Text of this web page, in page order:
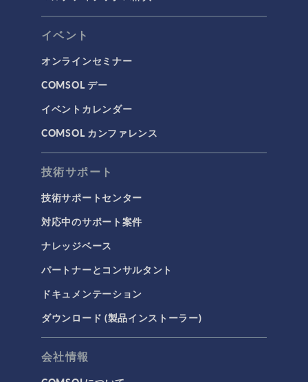
イベント
オンラインセミナー
COMSOL デー
イベントカレンダー
COMSOL カンファレンス
技術サポート
技術サポートセンター
対応中のサポート案件
ナレッジベース
パートナーとコンサルタント
ドキュメンテーション
ダウンロード (製品インストーラー)
会社情報